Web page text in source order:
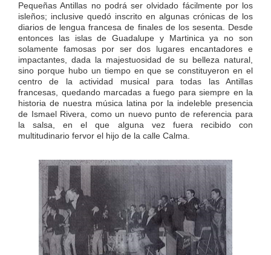
Pequeñas Antillas no podrá ser olvidado fácilmente por los
isleños; inclusive quedó inscrito en algunas crónicas de los
diarios de lengua francesa de finales de los sesenta. Desde
entonces las islas de Guadalupe y Martinica ya no son
solamente famosas por ser dos lugares encantadores e
impactantes, dada la majestuosidad de su belleza natural,
sino porque hubo un tiempo en que se constituyeron en el
centro de la actividad musical para todas las Antillas
francesas, quedando marcadas a fuego para siempre en la
historia de nuestra música latina por la indeleble presencia
de Ismael Rivera, como un nuevo punto de referencia para
la salsa, en el que alguna vez fuera recibido con
multitudinario fervor el hijo de la calle Calma.